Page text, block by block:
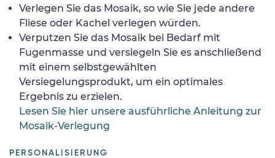
Verlegen Sie das Mosaik, so wie Sie jede andere
Fliese oder Kachel verlegen würden.
Verputzen Sie das Mosaik bei Bedarf mit
Fugenmasse und versiegeln Sie es anschließend
mit einem selbstgewählten
Versiegelungsprodukt, um ein optimales
Ergebnis zu erzielen.
Lesen Sie hier unsere ausführliche Anleitung zur
Mosaik-Verlegung
PERSONALISIERUNG